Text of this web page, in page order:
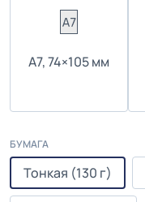
А7, 74×105 мм
БУМАГА
Тонкая (130 г)